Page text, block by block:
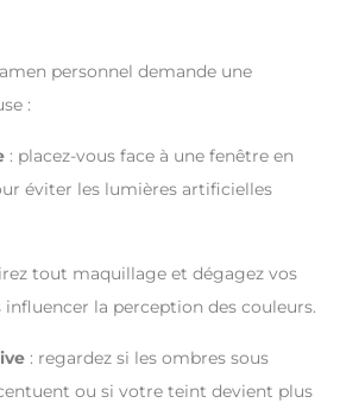
personnel demande une
:
: placez-vous face à une fenêtre en
éviter les lumières artificielles
tout maquillage et dégagez vos
influencer la perception des couleurs.
: regardez si les ombres sous
ou si votre teint devient plus